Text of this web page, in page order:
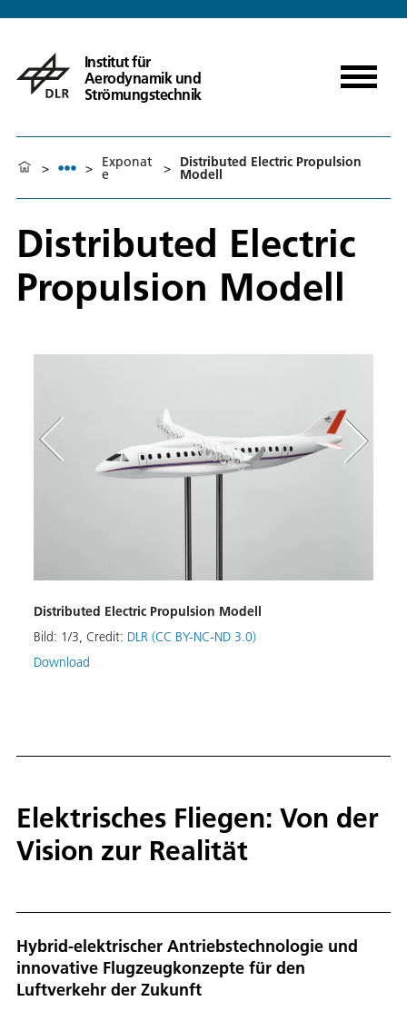
Institut für
Aerodynamik und
Strömungstechnik
> > Exponat
e > Distributed Electric Propulsion
Modell
Distributed Electric
Propulsion Modell
Distributed Electric Propulsion Modell
Bild: 1/3, Credit: DLR (CC BY-NC-ND 3.0)
Download
Elektrisches Fliegen: Von der
Vision zur Realität
Hybrid-elektrischer Antriebstechnologie und
innovative Flugzeugkonzepte für den
Luftverkehr der Zukunft